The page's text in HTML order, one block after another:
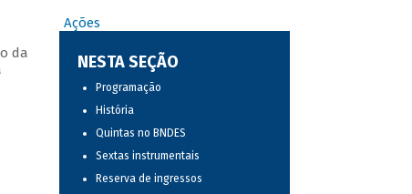
da
Ações
NESTA SEÇÃO
Programação
História
Quintas no BNDES
Sextas instrumentais
Reserva de ingressos